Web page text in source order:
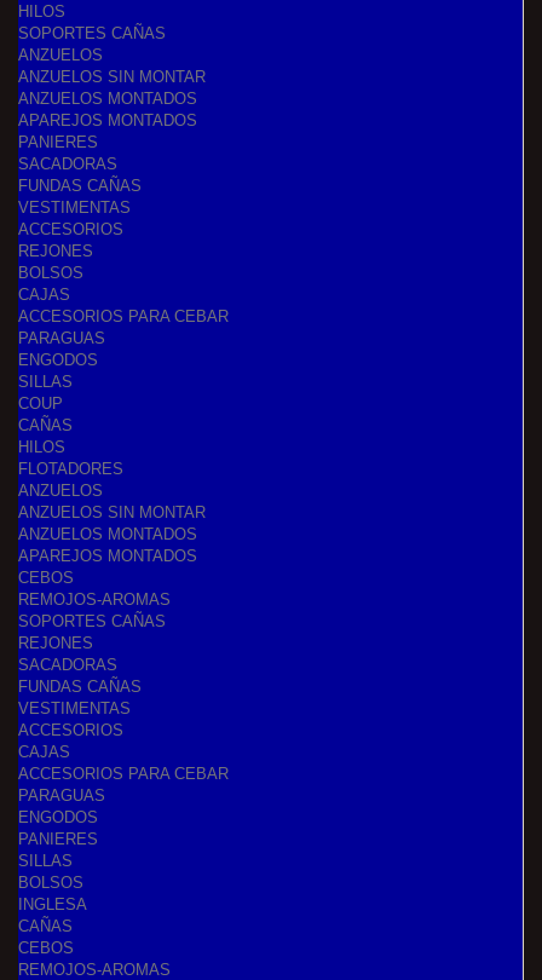
HILOS
SOPORTES CAÑAS
ANZUELOS
ANZUELOS SIN MONTAR
ANZUELOS MONTADOS
APAREJOS MONTADOS
PANIERES
SACADORAS
FUNDAS CAÑAS
VESTIMENTAS
ACCESORIOS
REJONES
BOLSOS
CAJAS
ACCESORIOS PARA CEBAR
PARAGUAS
ENGODOS
SILLAS
COUP
CAÑAS
HILOS
FLOTADORES
ANZUELOS
ANZUELOS SIN MONTAR
ANZUELOS MONTADOS
APAREJOS MONTADOS
CEBOS
REMOJOS-AROMAS
SOPORTES CAÑAS
REJONES
SACADORAS
FUNDAS CAÑAS
VESTIMENTAS
ACCESORIOS
CAJAS
ACCESORIOS PARA CEBAR
PARAGUAS
ENGODOS
PANIERES
SILLAS
BOLSOS
INGLESA
CAÑAS
CEBOS
REMOJOS-AROMAS